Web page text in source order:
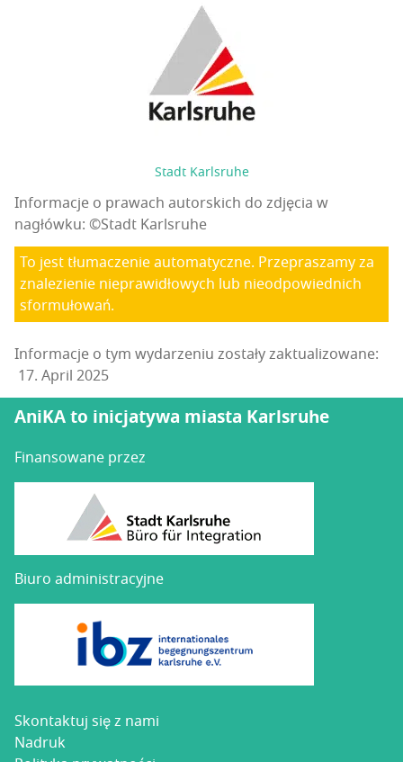
Stadt Karlsruhe
Informacje o prawach autorskich do zdjęcia w
nagłówku: ©Stadt Karlsruhe
To jest tłumaczenie automatyczne. Przepraszamy za
znalezienie nieprawidłowych lub nieodpowiednich
sformułowań.
Informacje o tym wydarzeniu zostały zaktualizowane:
17. April 2025
AniKA to inicjatywa miasta Karlsruhe
Finansowane przez
Biuro administracyjne
Skon­tak­tuj się z nami
Nadruk